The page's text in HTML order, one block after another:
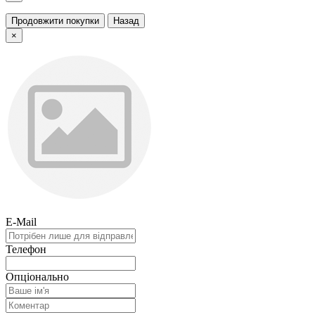
Продовжити покупки
Назад
×
E-Mail
Телефон
Опціонально